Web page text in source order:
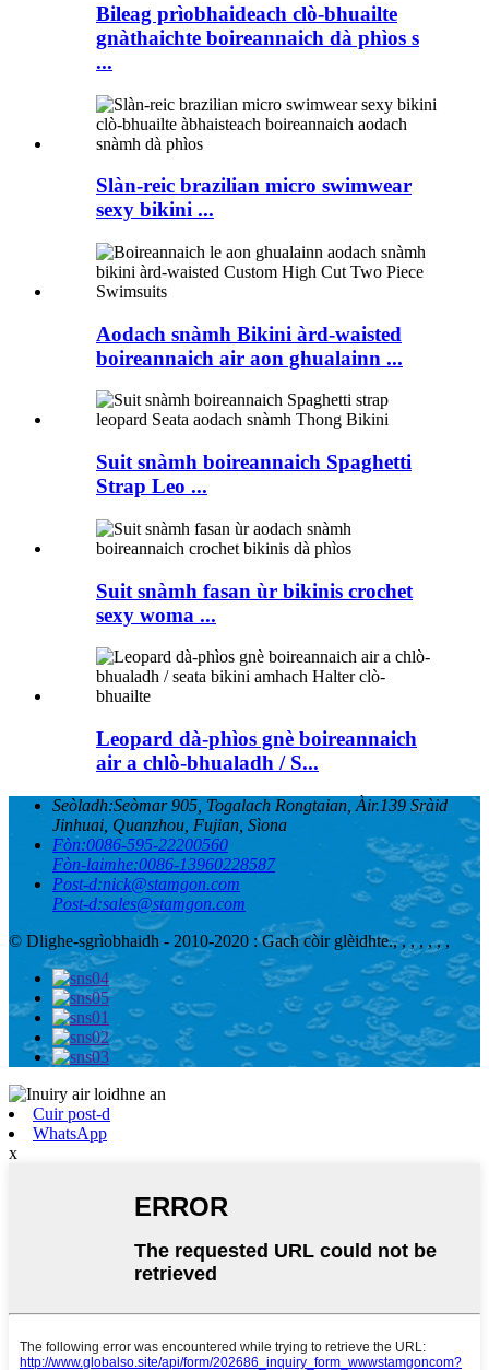
Bileag prìobhaideach clò-bhuailte
gnàthaichte boireannaich dà phìos s
...
Slàn-reic brazilian micro swimwear
sexy bikini ...
Aodach snàmh Bikini àrd-waisted
boireannaich air aon ghualainn ...
Suit snàmh boireannaich Spaghetti
Strap Leo ...
Suit snàmh fasan ùr bikinis crochet
sexy woma ...
Leopard dà-phìos gnè boireannaich
air a chlò-bhualadh / S...
Seòladh:Seòmar 905, Togalach Rongtaian, Àir.139 Sràid
Jinhuai, Quanzhou, Fujian, Sìona
Fòn:0086-595-22200560
Fòn-laimhe:0086-13960228587
Post-d:nick@stamgon.com
Post-d:sales@stamgon.com
© Dlighe-sgrìobhaidh - 2010-2020 : Gach còir glèidhte., , , , , , ,
Cuir post-d
WhatsApp
x